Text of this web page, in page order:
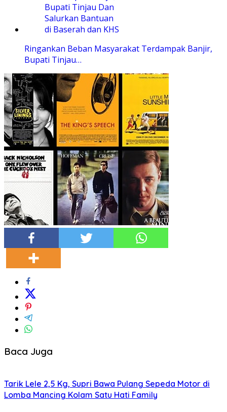
Ringankan Beban Masyarakat Terdampak Banjir,
Bupati Tinjau…
Baca Juga
Tarik Lele 2,5 Kg, Supri Bawa Pulang Sepeda Motor di
Lomba Mancing Kolam Satu Hati Family